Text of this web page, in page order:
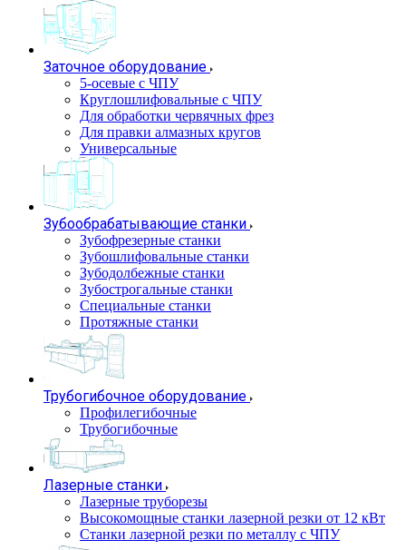
Заточное оборудование
5-осевые с ЧПУ
Круглошлифовальные с ЧПУ
Для обработки червячных фрез
Для правки алмазных кругов
Универсальные
Зубообрабатывающие станки
Зубофрезерные станки
Зубошлифовальные станки
Зубодолбежные станки
Зубострогальные станки
Специальные станки
Протяжные станки
Трубогибочное оборудование
Профилегибочные
Трубогибочные
Лазерные станки
Лазерные труборезы
Высокомощные станки лазерной резки от 12 кВт
Станки лазерной резки по металлу с ЧПУ